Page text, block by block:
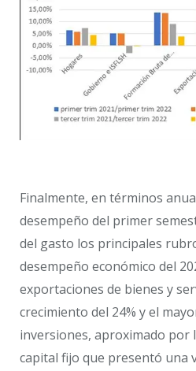
Finalmente, en términos
desempeño del primer
del gasto los principales
desempeño económico del
exportaciones de bienes y
crecimiento del 24% y el
inversiones, aproximado por
capital fijo que presentó una